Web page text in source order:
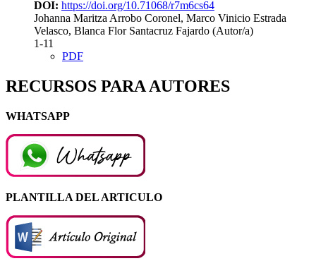
DOI: https://doi.org/10.71068/r7m6cs64
Johanna Maritza Arrobo Coronel, Marco Vinicio Estrada
Velasco, Blanca Flor Santacruz Fajardo (Autor/a)
1-11
PDF
RECURSOS PARA AUTORES
WHATSAPP
PLANTILLA DEL ARTICULO